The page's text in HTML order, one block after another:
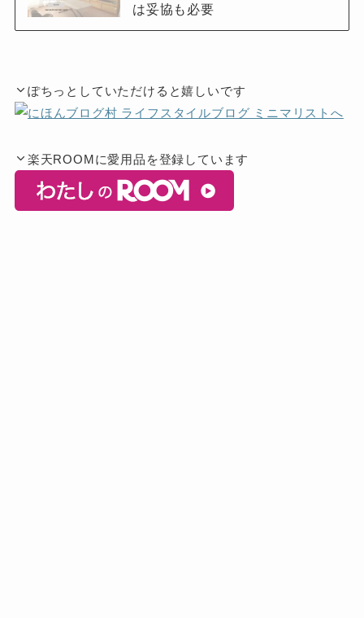
は妥協も必要
ぽちっとしていただけると嬉しいです
楽天ROOMに愛用品を登録しています